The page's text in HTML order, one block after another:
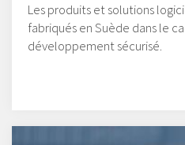
Les produits et solutions
fabriqués en Suède dans le
développement sécurisé.